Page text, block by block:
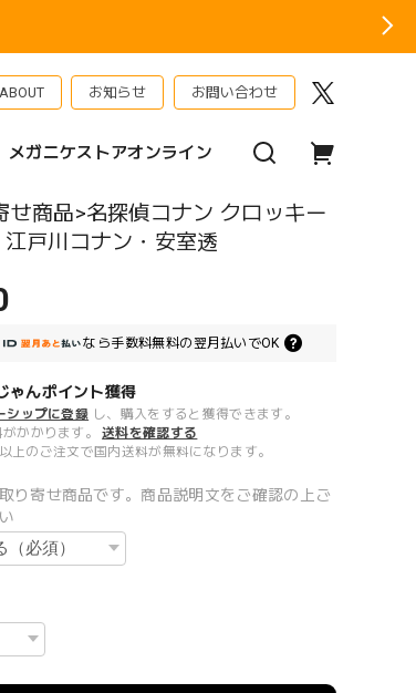
ABOUT お知らせ お問い合わせ
メガニケストアオンライン
せ商品>名探偵コナン クロッキー
江戸川コナン・安室透
なら手数料無料の 翌月払いでOK
ゃんポイント獲得
シップに登録 し、購入をすると獲得できます。
かかります。
送料を確認する
上のご注文で国内送料が無料になります。
り寄せ商品です。商品説明文をご確認の上ご